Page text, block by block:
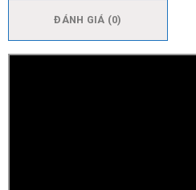
ĐÁNH GIÁ (0)